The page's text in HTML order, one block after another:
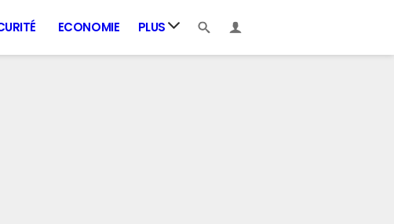
ECONOMIE PLUS